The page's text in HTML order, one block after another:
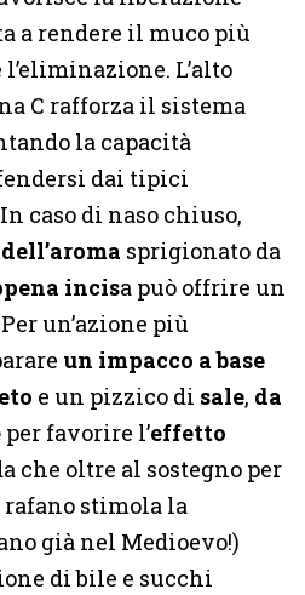
a rendere il muco più
L’alto
C rafforza il sistema
la capacità
dai tipici
caso di naso chiuso,
sprigionato da
incisa può offrire un
un’azione più
un impacco a base
e un pizzico di sale, da
per favorire l’effetto
che oltre al sostegno per
stimola la
già nel Medioevo!)
di bile e succhi